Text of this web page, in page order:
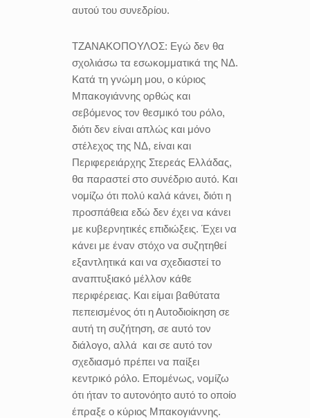
αυτού του συνεδρίου.
ΤΖΑΝΑΚΟΠΟΥΛΟΣ: Εγώ δεν θα
σχολιάσω τα εσωκομματικά της ΝΔ.
Κατά τη γνώμη μου, ο κύριος
Μπακογιάννης ορθώς και
σεβόμενος τον θεσμικό του ρόλο,
διότι δεν είναι απλώς και μόνο
στέλεχος της ΝΔ, είναι και
Περιφερειάρχης Στερεάς Ελλάδας,
θα παραστεί στο συνέδριο αυτό. Και
νομίζω ότι πολύ καλά κάνει, διότι η
προσπάθεια εδώ δεν έχει να κάνει
με κυβερνητικές επιδιώξεις. Έχει να
κάνει με έναν στόχο να συζητηθεί
εξαντλητικά και να σχεδιαστεί το
αναπτυξιακό μέλλον κάθε
περιφέρειας. Και είμαι βαθύτατα
πεπεισμένος ότι η Αυτοδιοίκηση σε
αυτή τη συζήτηση, σε αυτό τον
διάλογο, αλλά και σε αυτό τον
σχεδιασμό πρέπει να παίξει
κεντρικό ρόλο. Επομένως, νομίζω
ότι ήταν το αυτονόητο αυτό το οποίο
έπραξε ο κύριος Μπακογιάννης.